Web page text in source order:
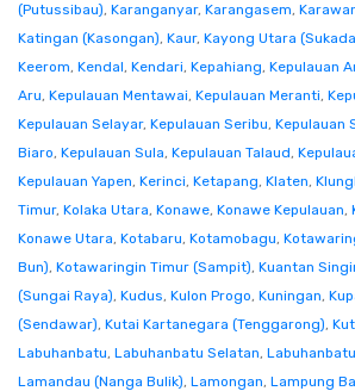
(Putussibau), Karanganyar, Karangasem,
Katingan (Kasongan), Kaur, Kayong Utara
Keerom, Kendal, Kendari, Kepahiang, Kepulauan
Aru, Kepulauan Mentawai, Kepulauan Meranti,
Kepulauan Selayar, Kepulauan Seribu, Kepulauan
Biaro, Kepulauan Sula, Kepulauan Talaud,
Kepulauan Yapen, Kerinci, Ketapang, Klaten,
Timur, Kolaka Utara, Konawe, Konawe Kepulauan,
Konawe Utara, Kotabaru, Kotamobagu,
Bun), Kotawaringin Timur (Sampit), Kuantan
(Sungai Raya), Kudus, Kulon Progo, Kuningan,
(Sendawar), Kutai Kartanegara (Tenggarong),
Labuhanbatu, Labuhanbatu Selatan,
Lamandau (Nanga Bulik), Lamongan, Lampung